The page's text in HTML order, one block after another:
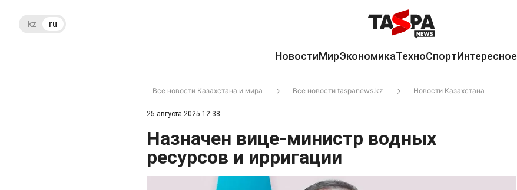
kz ru
НовостиМирЭкономикаТехноСпортИнтересное
Все новости Казахстана и мира Все новости taspanews.kz Новости Казахстана
25 августа 2025 12:38
Назначен вице-министр водных
ресурсов и ирригации